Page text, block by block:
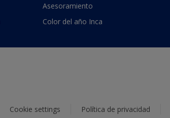
Asesoramiento
Color del año Inca
Cookie settings Política de privacidad